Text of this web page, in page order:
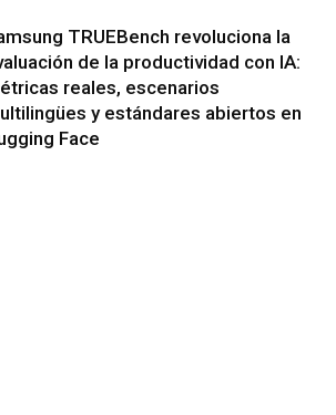
TRUEBench revoluciona la
de la productividad con IA:
reales, escenarios
y estándares abiertos en
Face